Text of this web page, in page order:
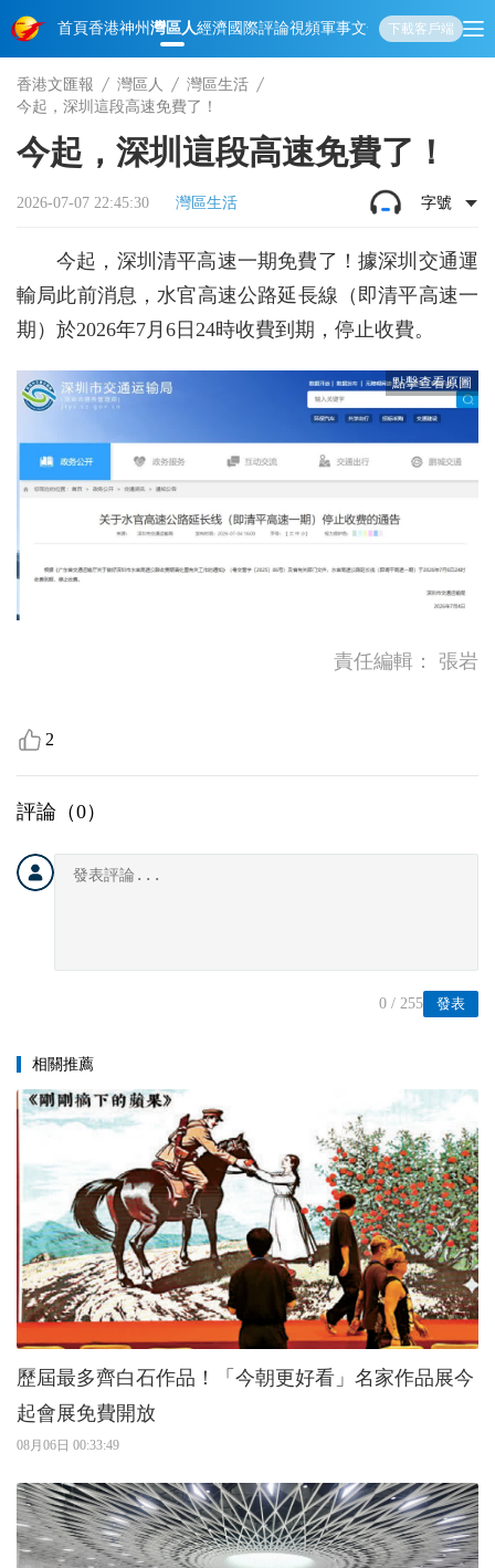
首頁香港神州 灣區人經濟國際評論視頻軍事文化 娛樂生活教育體
下載客戶端
香港文匯報 灣區人
灣區生活
今起，深圳這段高速免費了！
今起，深圳這段高速免費了！
2026-07-07 22:45:30 灣區生活 字號
今起，深圳清平高速一期免費了！據深圳交通運
輸局此前消息，水官高速公路延長線（即清平高速一
期）於2026年7月6日24時收費到期，停止收費。
責任編輯： 張岩
2
評論（0）
發表
0 / 255
相關推薦
歷屆最多齊白石作品！「今朝更好看」名家作品展今
起會展免費開放
08月06日 00:33:49